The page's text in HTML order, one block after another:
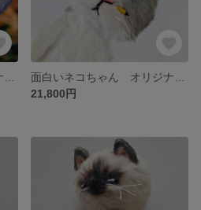
21,800円